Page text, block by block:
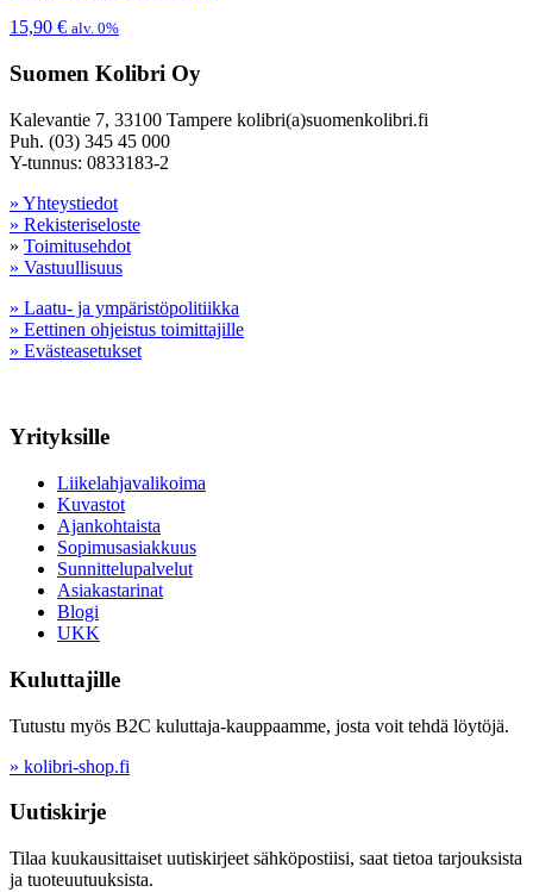
15,90 € alv. 0%
Suomen Kolibri Oy
Kalevantie 7, 33100 Tampere kolibri(a)suomenkolibri.fi
Puh. (03) 345 45 000
Y-tunnus: 0833183-2
» Yhteystiedot
» Rekisteriseloste
» Toimitusehdot
» Vastuullisuus
» Laatu- ja ympäristöpolitiikka
» Eettinen ohjeistus toimittajille
» Evästeasetukset
Yrityksille
Liikelahjavalikoima
Kuvastot
Ajankohtaista
Sopimusasiakkuus
Sunnittelupalvelut
Asiakastarinat
Blogi
UKK
Kuluttajille
Tutustu myös B2C kuluttaja-kauppaamme, josta voit tehdä löytöjä.
» kolibri-shop.fi
Uutiskirje
Tilaa kuukausittaiset uutiskirjeet sähköpostiisi, saat tietoa tarjouksista
ja tuoteuutuuksista.